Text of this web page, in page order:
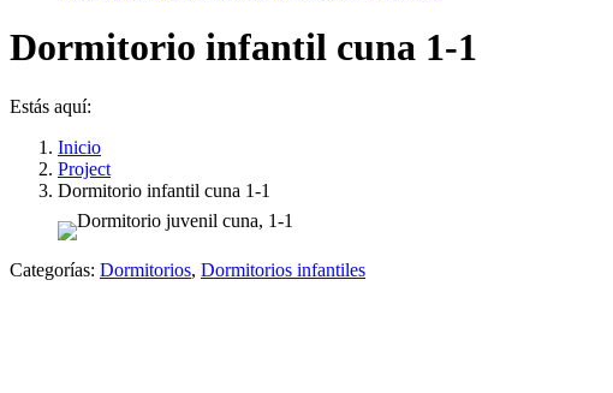
Dormitorio infantil cuna 1-1
Estás aquí:
Inicio
Project
Dormitorio infantil cuna 1-1
Categorías: Dormitorios, Dormitorios infantiles